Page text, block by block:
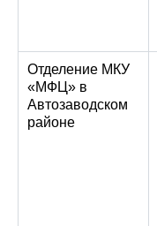
Отделение МКУ
«МФЦ» в
Автозаводском
районе